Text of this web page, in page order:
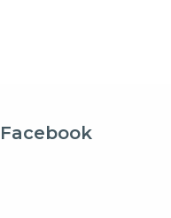
Facebook